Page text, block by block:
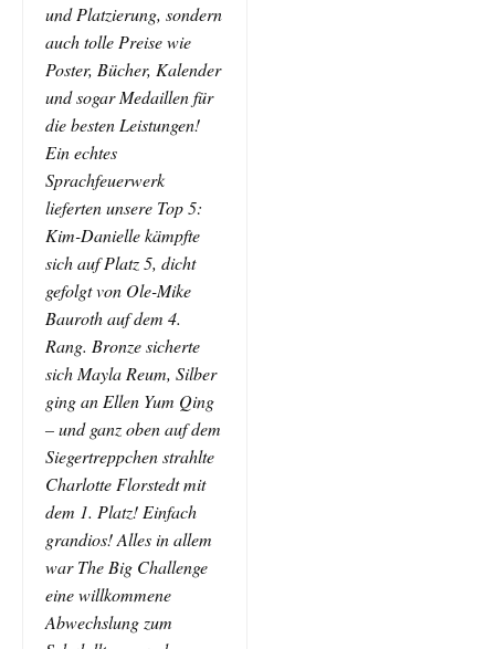
und Platzierung, sondern
auch tolle Preise wie
Poster, Bücher, Kalender
und sogar Medaillen für
die besten Leistungen!
Ein echtes
Sprachfeuerwerk
lieferten unsere Top 5:
Kim-Danielle kämpfte
sich auf Platz 5, dicht
gefolgt von Ole-Mike
Bauroth auf dem 4.
Rang. Bronze sicherte
sich Mayla Reum, Silber
ging an Ellen Yum Qing
– und ganz oben auf dem
Siegertreppchen strahlte
Charlotte Florstedt mit
dem 1. Platz! Einfach
grandios! Alles in allem
war The Big Challenge
eine willkommene
Abwechslung zum